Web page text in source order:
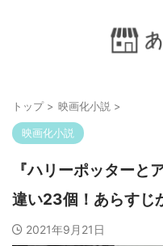
トップ > 映画化小説 >
映画化小説
『ハリーポッターと
違い23個！あらすじ
2021年9月21日